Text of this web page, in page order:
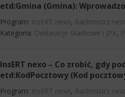
etd:Gmina (Gmina):
Program: InsERT nexo, Rachmistrz
Kategoria: Deklaracje skarbowe i JPK,
InsERT nexo – Co zrobić, gdy
etd:KodPocztowy (Kod
Program: InsERT nexo, Rachmistrz